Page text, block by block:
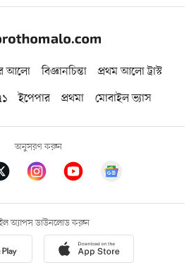
আলো বিজ্ঞানচিন্তা
প্রথম আলো ট্রাস্ট
ইপেপার প্রথমা মোবাইল ভ্যাস
অনুসরণ করুন
অ্যাপস ডাউনলোড করুন